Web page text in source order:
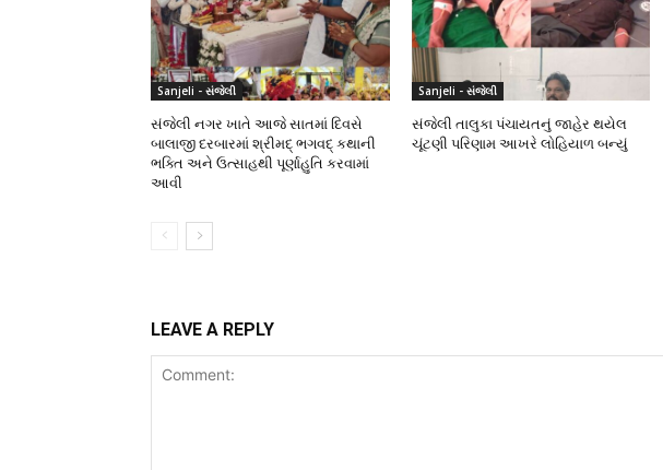
Sanjeli - સંજેલી
સંજેલી નગર ખાતે આજે સાતમાં દિવસે
બાલાજી દરબારમાં શ્રીમદ્ ભગવદ્ કથાની
ભક્તિ અને ઉત્સાહથી પૂર્ણાહુતિ કરવામાં
આવી
Sanjeli - સંજેલી
સંજેલી તાલુકા પંચાયતનું જાહેર થયેલ
ચૂંટણી પરિણામ આખરે લોહિયાળ બન્યું
LEAVE A REPLY